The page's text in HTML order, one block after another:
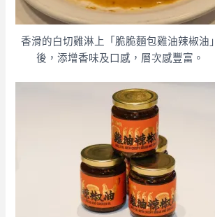
香滑的白切雞淋上「脆脆麵包雞油辣椒油」
後，添增香味及口感，層次感豐富。